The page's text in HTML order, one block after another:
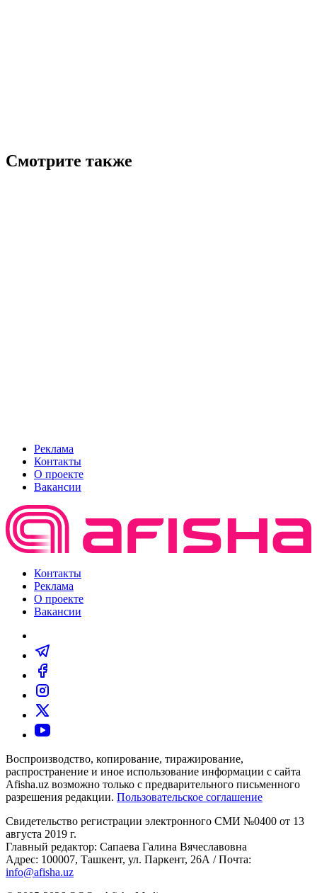
Смотрите также
Реклама
Контакты
О проекте
Вакансии
Контакты
Реклама
О проекте
Вакансии
Воспроизводство, копирование, тиражирование,
распространение и иное использование информации с сайта
Afisha.uz возможно только с предварительного письменного
разрешения редакции. Пользовательское соглашение
Свидетельство регистрации электронного СМИ №0400 от 13
августа 2019 г.
Главный редактор: Сапаева Галина Вячеславовна
Адрес: 100007, Ташкент, ул. Паркент, 26А / Почта:
info@afisha.uz